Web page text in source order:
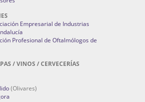
Empresarial de Industrias
Profesional de Oftalmólogos de
/ VINOS / CERVECERÍAS
(Olivares)